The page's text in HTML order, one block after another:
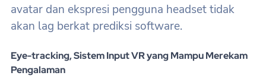
avatar dan ekspresi pengguna headset tidak
akan lag berkat prediksi software.
Eye-tracking, Sistem Input VR yang Mampu Merekam
Pengalaman